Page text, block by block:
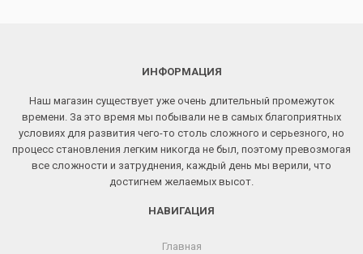
ИНФОРМАЦИЯ
Наш магазин существует уже очень длительный промежуток
времени. За это время мы побывали не в самых благоприятных
условиях для развития чего-то столь сложного и серьезного, но
процесс становления легким никогда не был, поэтому превозмогая
все сложности и затруднения, каждый день мы верили, что
достигнем желаемых высот.
НАВИГАЦИЯ
Главная